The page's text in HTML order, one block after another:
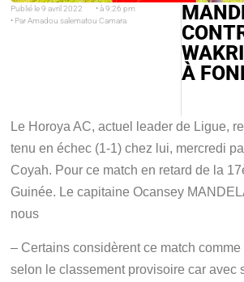
Publié le 9 avril 2022 • à 9:26 pm
• ParAmadou salematou Camara
À
Le Horoya AC, actuel leader de Ligue,
tenu en échec (1-1) chez lui, mercredi
Coyah. Pour ce match en retard de la
Guinée. Le capitaine Ocansey
nous
– Certains considèrent ce match
selon le classement provisoire car avec